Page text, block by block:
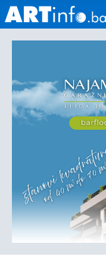
Vijesti
Sport
Crna
kronika
Politika